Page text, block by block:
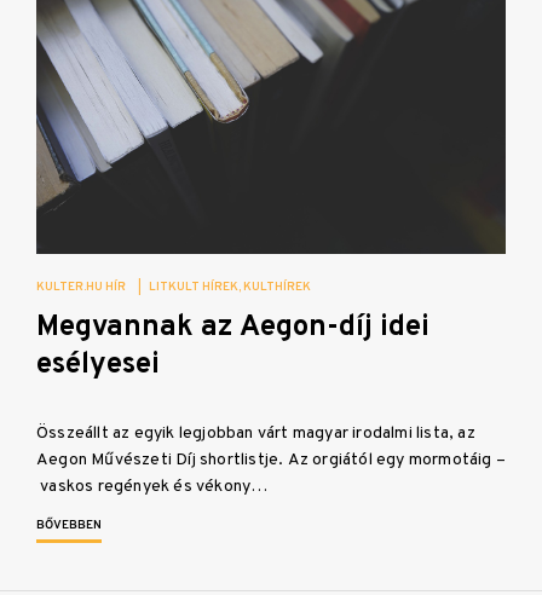
KULTER.HU HÍR LITKULT HÍREK KULTHÍREK
Megvannak az Aegon-díj idei
esélyesei
Összeállt az egyik legjobban várt magyar irodalmi lista, az
Aegon Művészeti Díj shortlistje. Az orgiától egy mormotáig –
vaskos regények és vékony…
BŐVEBBEN